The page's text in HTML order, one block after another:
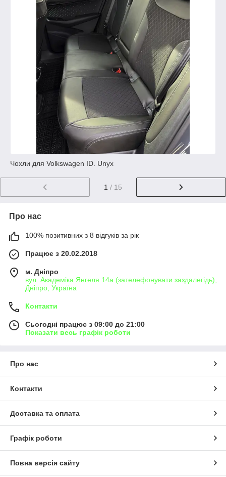
Чохли для Volkswagen ID. Unyx
1 / 15
Про нас
100% позитивних з 8 відгуків за рік
Працює з 20.02.2018
м. Дніпро
вул. Академіка Янгеля 14а (зателефонувати заздалегідь),
Дніпро, Україна
Контакти
Сьогодні працює з 09:00 до 21:00
Показати весь графік роботи
Про нас
Контакти
Доставка та оплата
Графік роботи
Повна версія сайту